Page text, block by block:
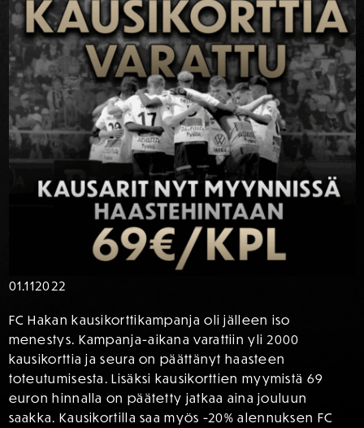
01.112022
FC Hakan kausikorttikampanja oli jälleen iso
menestys. Kampanja-aikana varattiin yli 2000
kausikorttia ja seura on päättänyt haasteen
toteutumisesta. Lisäksi kausikorttien myymistä 69
euron hinnalla on päätetty jatkaa aina jouluun
saakka. Kausikortilla saa myös -20% alennuksen FC